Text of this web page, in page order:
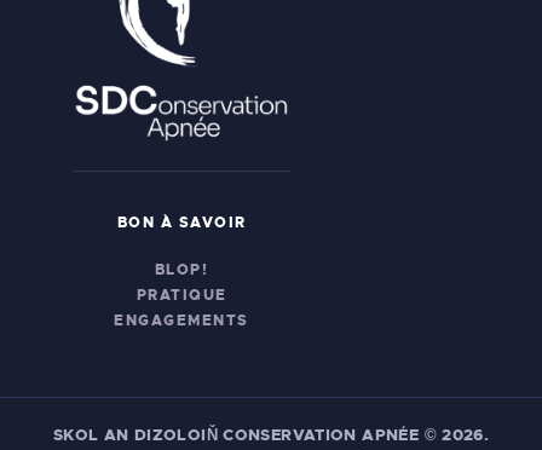
BON À SAVOIR
BLOP!
PRATIQUE
ENGAGEMENTS
SKOL AN DIZOLOIŇ CONSERVATION APNÉE © 2026.